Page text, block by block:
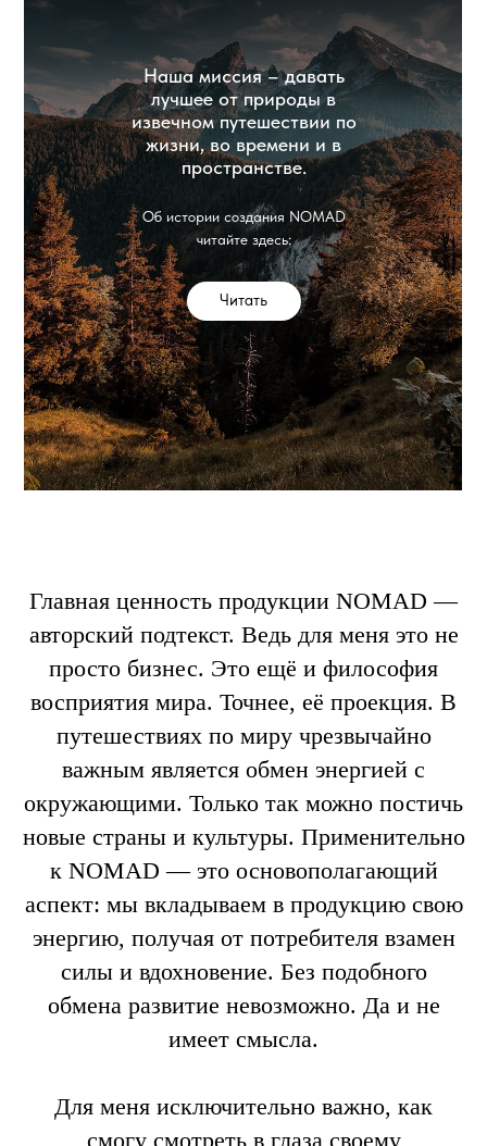
Наша миссия – давать
лучшее от природы в
извечном путешествии по
жизни, во времени и в
пространстве.
Об истории создания NOMAD
читайте здесь:
Читать
Главная ценность продукции NOMAD —
авторский подтекст. Ведь для меня это не
просто бизнес. Это ещё и философия
восприятия мира. Точнее, её проекция. В
путешествиях по миру чрезвычайно
важным является обмен энергией с
окружающими. Только так можно постичь
новые страны и культуры. Применительно
к NOMAD — это основополагающий
аспект: мы вкладываем в продукцию свою
энергию, получая от потребителя взамен
силы и вдохновение. Без подобного
обмена развитие невозможно. Да и не
имеет смысла.
Для меня исключительно важно, как
смогу смотреть в глаза своему